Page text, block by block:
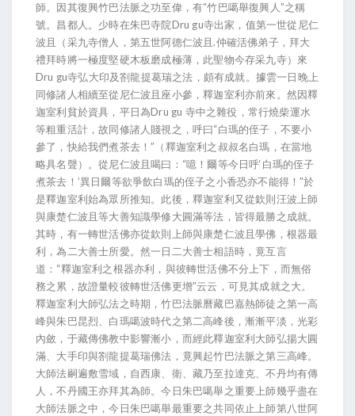
師。因其復興竹巴法脈之功至偉，有“竹巴噶舉復興人”之稱
號。昌都人。少時在朱巴寺院Dru gu寺出家，值第一世從尼仁
波且（采九寺僧人，第五世阿德仁波且.仲確活佛弟子，拜大
禮拜時將一極度堅硬木板磨成極薄，此聖物今存采九寺）來
Dru gu寺弘大印及劄龍提葛瑞之法，頗有成就。據雲一日晚上
同修諸人相續至從尼仁波且座小參，釋迦室利亦前來。然因釋
迦室利貧於資具，平日為Dru gu 寺中之雜役，常行燒柴運水
等粗重活計，故同修諸人賤視之，呼曰“白瑪的侄子，不要小
參了，快給我們煮茶去！”（釋迦室利之叔叔名白瑪，在當地
略具名聲）。從尼仁波且喝曰：“噫！爾等今日呼‘白瑪的侄子
煮茶去！’異日爾等欲爭飲白瑪的侄子之小香恐亦不能得！”於
是釋迦室利始為眾所推知。此後，釋迦室利又從欽則汪波上師
與康楚仁波且等大善知識學修大圓滿等法，皆得最勝之成就。
其時，有一轉世活佛亦從欽則上師與康楚仁波且學佛，根器最
利，為二大善士所愛。然一日二大善士相語時，竟互言
道：“釋迦室利之根器亦利，與彼轉世活佛不分上下，而無俗
務之累，故證量較彼轉世活佛更增”云云，可見其成就之大。
釋迦室利大師弘法之時期，竹巴法脈曆藏巴嘉熱師徒之第一高
峰與朱巴昆烈、白瑪噶波時代之第二高峰後，漸漸平淡，光彩
內斂，于藏傳佛教中影響漸小，而經此釋迦室利大師弘揚大圓
滿、大手印與劄龍提葛瑞佛法，竟興起竹巴法脈之第三高峰。
大師法嗣遍敷雪域，自西康、衛、藏乃至拉達克、不丹均有傳
人，不丹國王亦拜其為師。今日朱巴噶舉之重要上師幾乎盡在
大師法脈之中，今日朱巴噶舉最重要之共同依止上師第八世阿